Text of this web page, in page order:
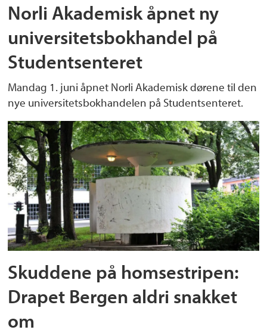
Norli Akademisk åpnet ny
universitetsbokhandel på
Studentsenteret
Mandag 1. juni åpnet Norli Akademisk dørene til den
nye universitetsbokhandelen på Studentsenteret.
Skuddene på homsestripen:
Drapet Bergen aldri snakket
om